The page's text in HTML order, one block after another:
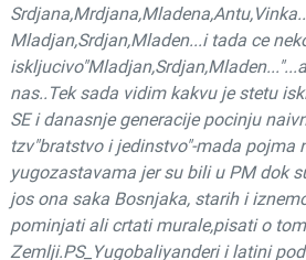
Mladjan,Srdjan,Mladen...i tada ce
nas..Tek sada vidim kakvu je stetu
SE i danasnje generacije pocinju
tzv"bratstvo i jedinstvo"-mada
yugozastavama jer su bili u PM dok
jos ona saka Bosnjaka, starih i
pominjati ali crtati murale,pisati o
Zemlji.PS_Yugobaliyanderi i latini